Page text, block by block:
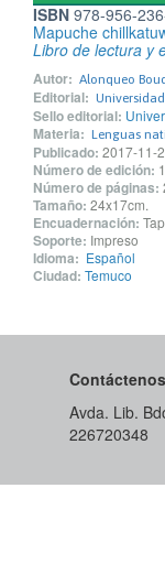
ISBN 978-956-
Mapuche
Libro de lectura y
Autor: Alonqueo
Editorial:
Sello editorial:
Materia: Lenguas
Publicado: 2017-11-
Número de edición: 1
Número de páginas:
Tamaño: 24x17cm.
Encuadernación:
Soporte: Impreso
Idioma: Español
Ciudad: Temuco
Avda. Lib.
226720348